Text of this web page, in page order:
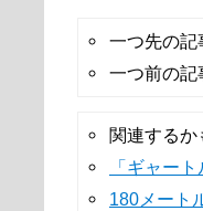
一つ先の記
一つ前の記
関連する
「ギャー
180メート